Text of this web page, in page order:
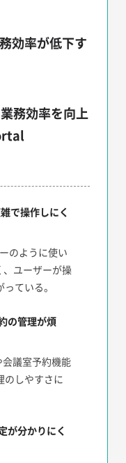
効率が低下す
務効率を向上
で操作しにく
のように使い
、ユーザーが操
ている。
の管理が煩
議室予約機能
のしやすさに
が分かりにく